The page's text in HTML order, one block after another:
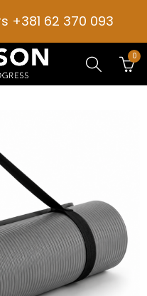
+381 62 370 093
0